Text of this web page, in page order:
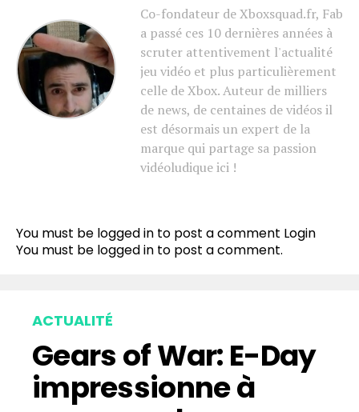
Co-fondateur de Xboxsquad.fr, Fab
a passé ces 10 dernières années à
scruter attentivement l'actualité
jeu vidéo et plus particulièrement
celle de Xbox. Auteur de milliers
de news, de centaines de vidéos il
est désormais un expert de la
marque qui partage sa passion
vidéoludique ici !
You must be logged in to post a comment Login
You must be logged in to post a comment.
ACTUALITÉ
Gears of War: E-Day
impressionne à